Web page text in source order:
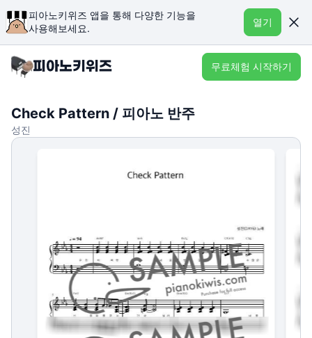
피아노키위즈 앱을 통해 다양한 기능을
사용해보세요.
열기
무료체험 시작하기
Check Pattern / 피아노 반주
성진